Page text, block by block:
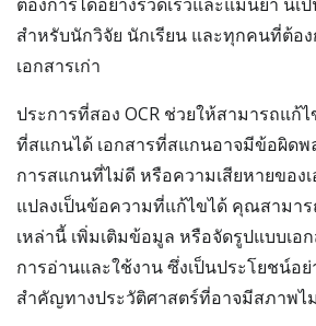
สำหรับนักวิจัย นักเรียน และทุกคนที่ต้อ
เอกสารเก่า
ประการที่สอง OCR ช่วยให้สามารถแก้
ที่สแกนได้ เอกสารที่สแกนอาจมีข้อผิด
การสแกนที่ไม่ดี หรือความเสียหายของ
แปลงเป็นข้อความที่แก้ไขได้ คุณสามา
เหล่านี้ เพิ่มเติมข้อมูล หรือจัดรูปแบบเอ
การอ่านและใช้งาน ซึ่งเป็นประโยชน์อย่
สำคัญทางประวัติศาสตร์ที่อาจมีสภาพ